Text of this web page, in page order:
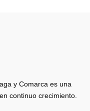
y Comarca es una
continuo crecimiento.